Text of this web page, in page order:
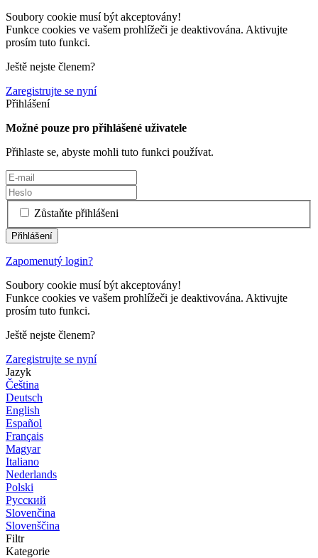
Soubory cookie musí být akceptovány!
Funkce cookies ve vašem prohlížeči je deaktivována. Aktivujte
prosím tuto funkci.
Ještě nejste členem?
Zaregistrujte se nyní
Přihlášení
Možné pouze pro přihlášené uživatele
Přihlaste se, abyste mohli tuto funkci používat.
Zůstaňte přihlášeni
Zapomenutý login?
Soubory cookie musí být akceptovány!
Funkce cookies ve vašem prohlížeči je deaktivována. Aktivujte
prosím tuto funkci.
Ještě nejste členem?
Zaregistrujte se nyní
Jazyk
Čeština
Deutsch
English
Español
Français
Magyar
Italiano
Nederlands
Polski
Русский
Slovenčina
Slovenščina
Filtr
Kategorie